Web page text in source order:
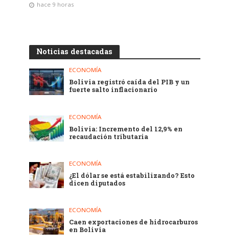
hace 9 horas
Noticias destacadas
ECONOMÍA
Bolivia registró caída del PIB y un
fuerte salto inflacionario
ECONOMÍA
Bolivia: Incremento del 12,9% en
recaudación tributaria
ECONOMÍA
¿El dólar se está estabilizando? Esto
dicen diputados
ECONOMÍA
Caen exportaciones de hidrocarburos
en Bolivia